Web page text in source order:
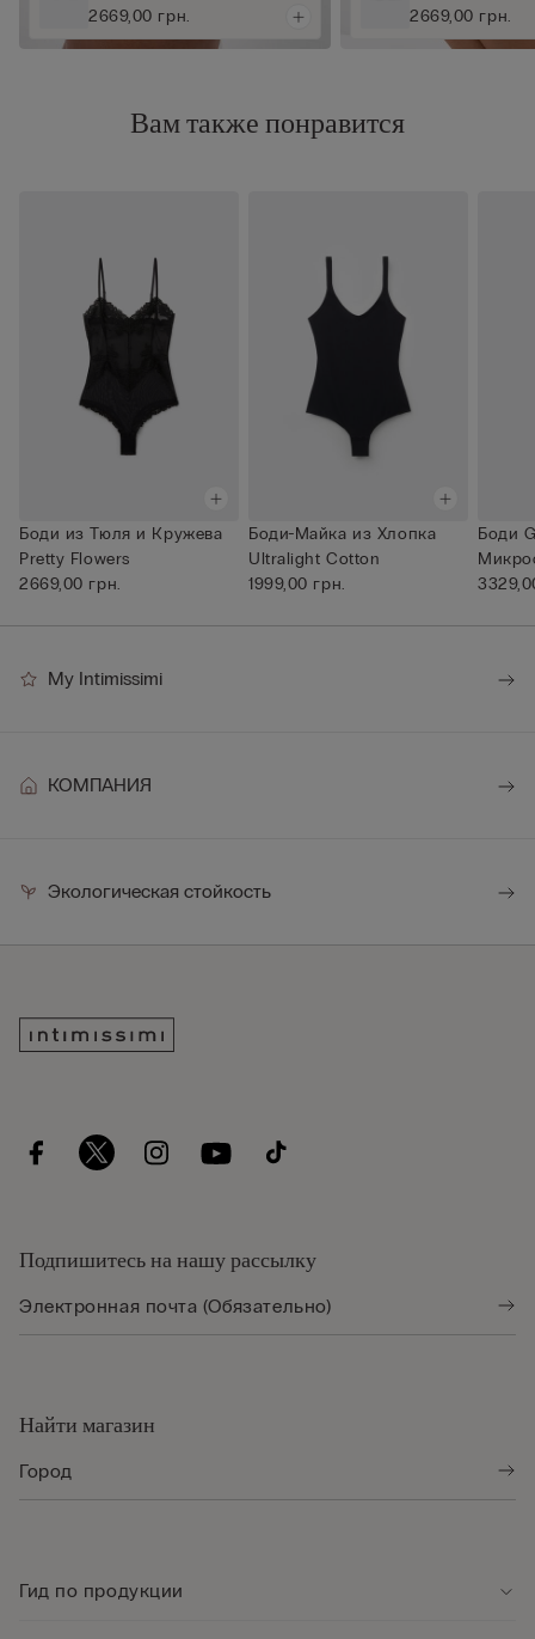
2669,00 грн. 2669,00 грн.
Вам также понравится
Боди из Тюля и Кружева
Pretty Flowers
2669,00 грн.
Боди-Майка из Хлопка
Ultralight Cotton
1999,00 грн.
Боди
My Intimissimi
КОМПАНИЯ
Экологическая стойкость
Подпишитесь на нашу рассылку
Найти магазин
Гид по продукции